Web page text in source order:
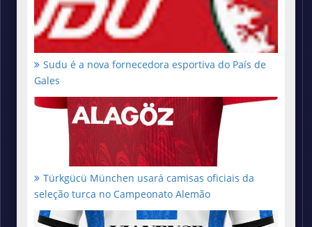
Sudu é a nova fornecedora esportiva do País de
Gales
Türkgücü München usará camisas oficiais da
seleção turca no Campeonato Alemão